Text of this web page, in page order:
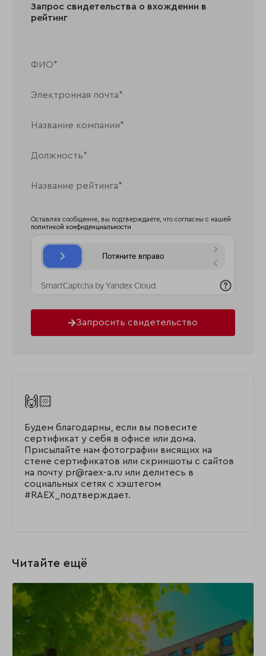
Запрос свидетельства о вхождении в
рейтинг
Оставляя сообщение, вы подтверждаете, что согласны с нашей
политикой конфиденциальности
Запросить свидетельство
🙌🏻
Будем благодарны, если вы повесите
сертификат у себя в офисе или дома.
Присылайте нам фотографии висящих на
стене сертификатов или скриншоты с сайтов
на почту pr@raex-a.ru или делитесь в
социальных сетях с хэштегом
#RAEX_подтверждает.
Читайте ещё